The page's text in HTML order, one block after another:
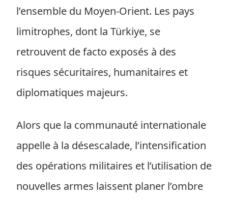
l’ensemble du Moyen-Orient. Les pays
limitrophes, dont la Türkiye, se
retrouvent de facto exposés à des
risques sécuritaires, humanitaires et
diplomatiques majeurs.
Alors que la communauté internationale
appelle à la désescalade, l’intensification
des opérations militaires et l’utilisation de
nouvelles armes laissent planer l’ombre